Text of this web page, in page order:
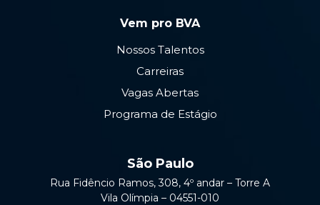
Vem pro BVA
Nossos Talentos
Carreiras
Vagas Abertas
Programa de Estágio
São Paulo
Rua Fidêncio Ramos, 308, 4º andar – Torre A
Vila Olímpia – 04551-010